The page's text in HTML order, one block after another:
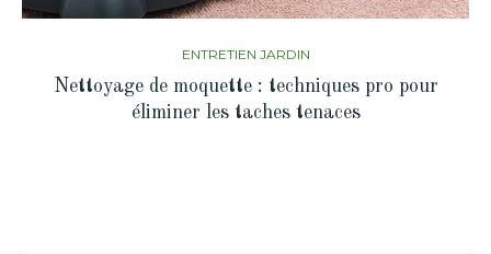
ENTRETIEN JARDIN
Nettoyage de moquette : techniques pro pour
éliminer les taches tenaces